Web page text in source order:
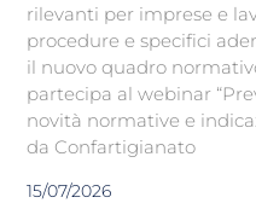
rilevanti per imprese e
procedure e specifici
il nuovo quadro
partecipa al webinar
novità normative e
da Confartigianato
15/07/2026